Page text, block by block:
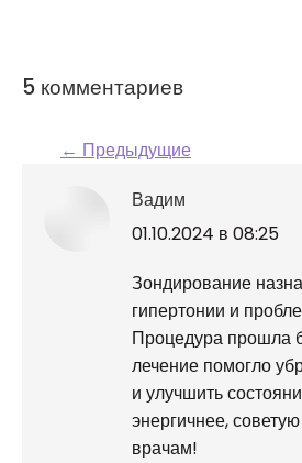
5 комментариев
Навигация по
комментариям
← Предыдущие
Вадим
говорит:
01.10.2024 в 08:25
Зондирование
гипертонии и
Процедура прошла
лечение помогло
и улучшить
энергичнее,
врачам!